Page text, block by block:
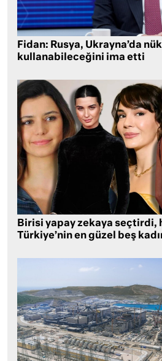
Fidan: Rusya, Ukrayna’da
kullanabileceğini ima etti
Birisi yapay zekaya seçtirdi,
Türkiye’nin en güzel beş